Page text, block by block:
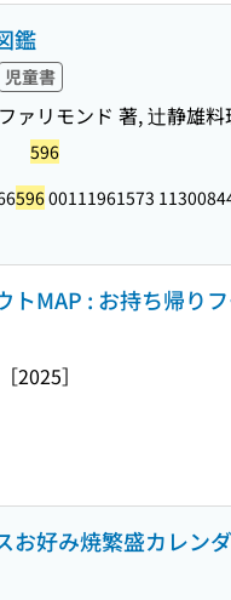
鑑
児童書
ァリモンド 著, 辻静雄
596
59600111961573
トMAP : お持ち帰りフ
［2025］
お好み焼繁盛カレン